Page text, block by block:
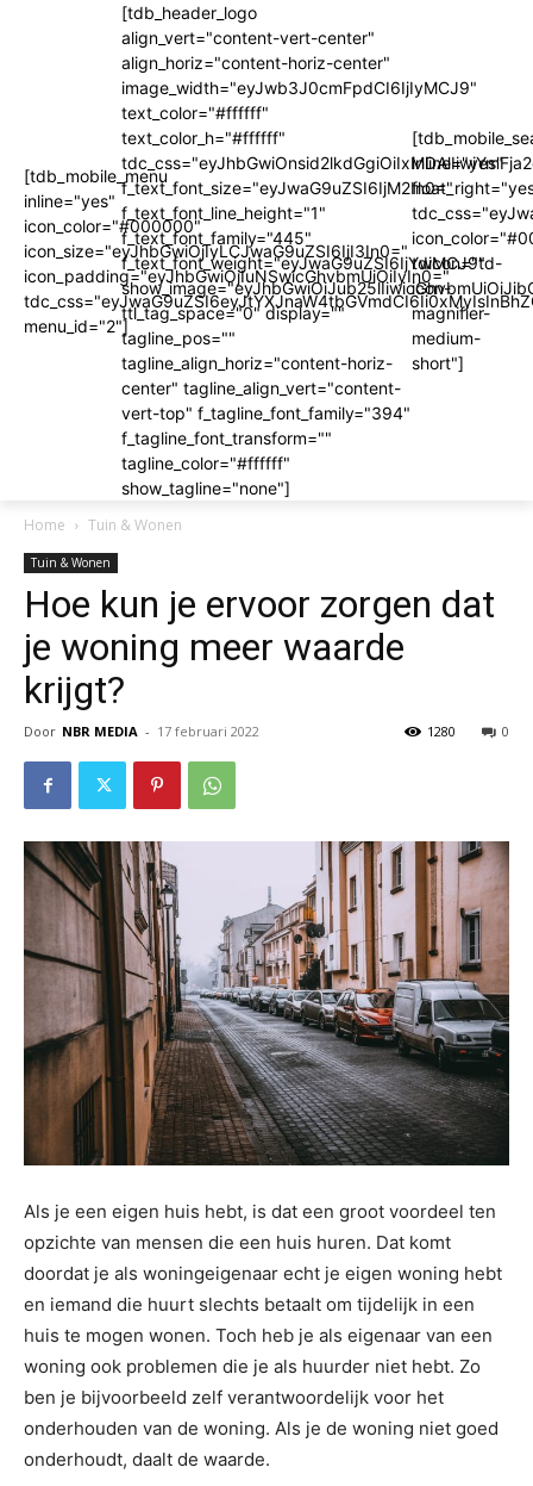
[tdb_mobile_menu
inline="yes"
icon_color="#000000"
icon_size="eyJhbGwiOjIyLCJwaG9uZSI6IjI3In0="
icon_padding="eyJhbGwiOjIuNSwicGhvbmUiOiIyIn0="
menu_id="2"]
[tdb_header_logo
align_vert="content-vert-center"
align_horiz="content-horiz-center"
image_width="eyJwb3J0cmFpdCI6IjIyMCJ9"
text_color="#ffffff"
text_color_h="#ffffff"
f_text_font_size="eyJwaG9uZSI6IjM2In0="
f_text_font_line_height="1"
f_text_font_family="445"
f_text_font_weight="eyJwaG9uZSI6IjYwMCJ9"
ttl_tag_space="0" display=""
tagline_pos=""
tagline_align_horiz="content-horiz-
center" tagline_align_vert="content-
vert-top" f_tagline_font_family="394"
f_tagline_font_transform=""
tagline_color="#ffffff"
show_tagline="none"]
inline="yes"
tdicon="td-
icon-
magnifier-
medium-
short"]
Home Tuin & Wonen
Tuin & Wonen
Hoe kun je ervoor zorgen dat
je woning meer waarde
krijgt?
Door NBR MEDIA - 17 februari 2022 0
1280
Als je een eigen huis hebt, is dat een groot voordeel ten
opzichte van mensen die een huis huren. Dat komt
doordat je als woningeigenaar echt je eigen woning hebt
en iemand die huurt slechts betaalt om tijdelijk in een
huis te mogen wonen. Toch heb je als eigenaar van een
woning ook problemen die je als huurder niet hebt. Zo
ben je bijvoorbeeld zelf verantwoordelijk voor het
onderhouden van de woning. Als je de woning niet goed
onderhoudt, daalt de waarde.